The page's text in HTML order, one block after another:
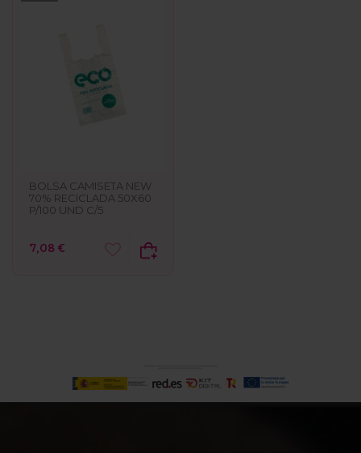
BOLSA CAMISETA NEW
70% RECICLADA 50X60
P/100 UND C/5
7,08 €